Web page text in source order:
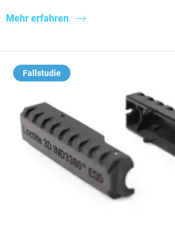
Mehr erfahren
Fallstudie